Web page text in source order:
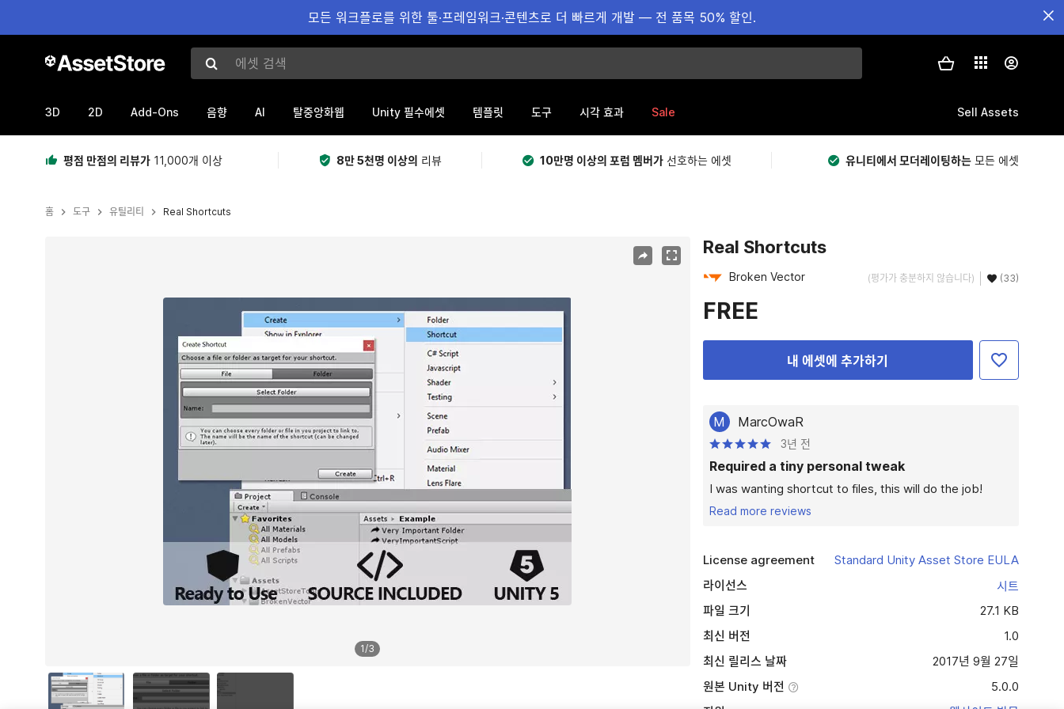
모든 워크플로를 위한 툴·프레임워크·콘텐츠로 더 빠르게 개발 — 전 품목 50% 할인.
에셋 검색
3D 2D Add-Ons 음향 AI 탈중앙화웹 Unity 필수에셋 템플릿 도구 시각 효과 Sale Sell Assets
평점 만점의 리뷰가 11,000개 이상 8만 5천명 이상의 리뷰 10만명 이상의 포럼 멤버가 선호하는 에셋 유니티에서 모더레이팅하는 모든 에셋
홈 도구 유틸리티 Real Shortcuts
1/3
Real Shortcuts
Broken Vector (평가가 충분하지 않습니다) (33)
FREE
내 에셋에 추가하기
M MarcOwaR
3년 전
Required a tiny personal tweak
I was wanting shortcut to files, this will do the job!
Read more reviews
License agreement
Standard Unity Asset Store EULA
라이선스
시트
파일 크기
27.1 KB
최신 버전
1.0
최신 릴리스 날짜
2017년 9월 27일
원본 Unity 버전
5.0.0